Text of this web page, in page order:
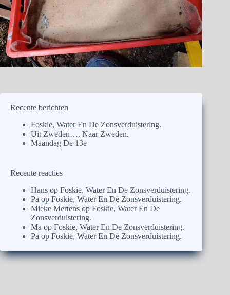
Recente berichten
Foskie, Water En De Zonsverduistering.
Uit Zweden…. Naar Zweden.
Maandag De 13e
Recente reacties
Hans op Foskie, Water En De Zonsverduistering.
Pa op Foskie, Water En De Zonsverduistering.
Mieke Mertens op Foskie, Water En De
Zonsverduistering.
Ma op Foskie, Water En De Zonsverduistering.
Pa op Foskie, Water En De Zonsverduistering.